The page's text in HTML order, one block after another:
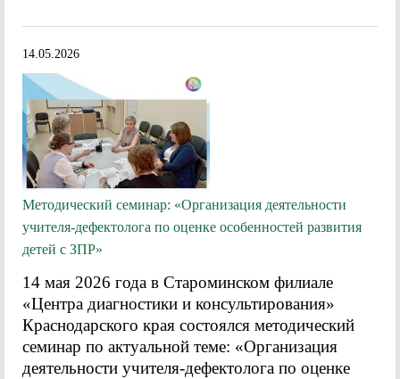
14.05.2026
Методический семинар: «Организация деятельности
учителя-дефектолога по оценке особенностей развития
детей с ЗПР»
14 мая 2026 года в Староминском филиале
«Центра диагностики и консультирования»
Краснодарского края состоялся методический
семинар по актуальной теме: «Организация
деятельности учителя-дефектолога по оценке